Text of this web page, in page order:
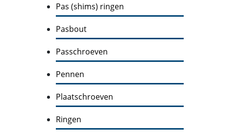
Pas (shims) ringen
Pasbout
Passchroeven
Pennen
Plaatschroeven
Ringen